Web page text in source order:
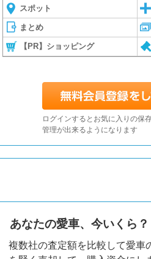
スポット
まとめ
【PR】ショッピング
ログインするとお気に入りの保
管理が出来るようになります
あなたの愛車、今いくら？
複数社の査定額を比較して愛車